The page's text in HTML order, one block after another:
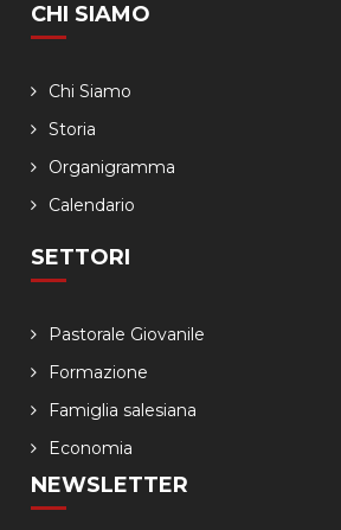
CHI SIAMO
Chi Siamo
Storia
Organigramma
Calendario
SETTORI
Pastorale Giovanile
Formazione
Famiglia salesiana
Economia
NEWSLETTER